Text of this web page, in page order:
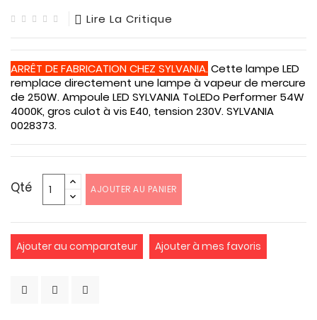
Lire La Critique
ARRÊT DE FABRICATION CHEZ SYLVANIA.Cette lampe LED
remplace directement une lampe à vapeur de mercure
de 250W. Ampoule LED SYLVANIA ToLEDo Performer 54W
4000K, gros culot à vis E40, tension 230V. SYLVANIA
0028373.
Qté AJOUTER AU PANIER
Ajouter au comparateur Ajouter à mes favoris